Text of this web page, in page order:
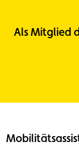
Als Mitglied